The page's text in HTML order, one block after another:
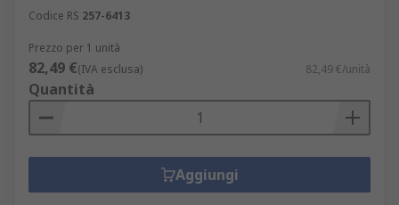
Codice RS 257-6413
Prezzo per 1 unità
82,49 €(IVA esclusa) 82,49 €/unità
Quantità
Aggiungi